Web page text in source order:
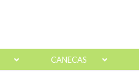
CANECAS